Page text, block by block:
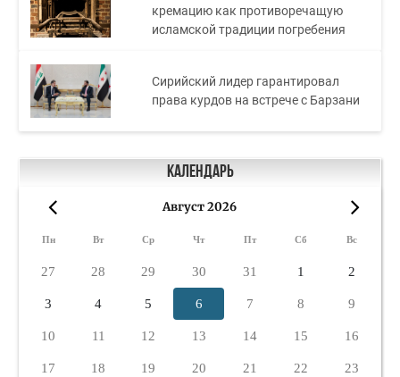
кремацию как противоречащую
исламской традиции погребения
Сирийский лидер гарантировал
права курдов на встрече с Барзани
Календарь
Август 2026
Пн Вт Ср Чт Пт Сб Вс
27 28 29 30 31 1 2
3 4 5 6 7 8 9
10 11 12 13 14 15 16
17 18 19 20 21 22 23